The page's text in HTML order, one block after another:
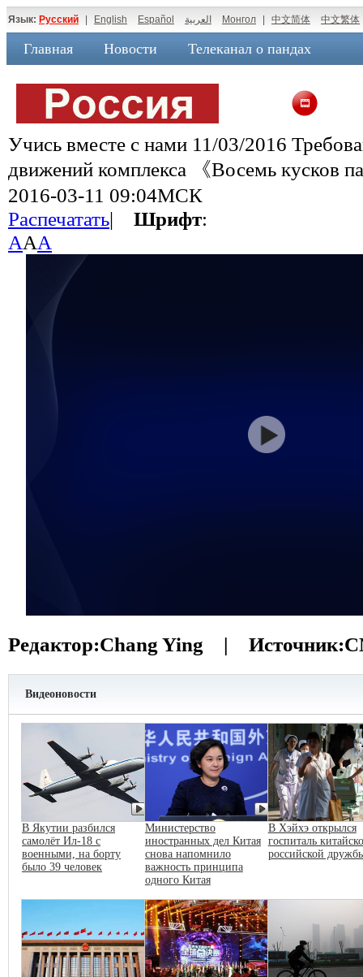
Язык: Русский English Español العربية Монгол 中文简体 中文繁体
Главная Новости Телеканал о пандах
Учись вместе с нами 11/03/2016
движений комплекса 《Восемь кусков
2016-03-11 09:04МСК
Распечатать| Шрифт:
AAA
Редактор:Chang Ying | Источник:
Видеоновости
В Якутии разбился
самолёт Ил-18 с
военными, на борту
было 39 человек
Министерство
иностранных дел Китая
снова напомнило
важность принципа
одного Китая
В Хэйхэ открылся
госпиталь
российской